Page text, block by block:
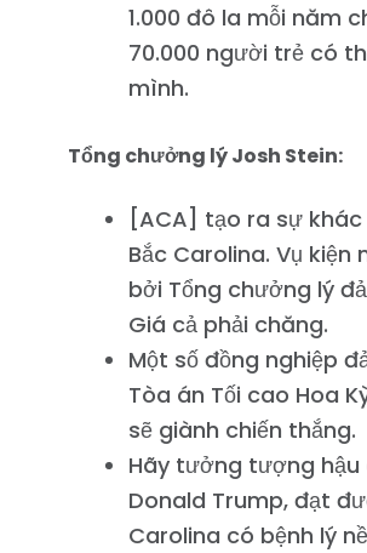
1.000 đô la mỗi năm
70.000 người trẻ có
mình.
Tổng chưởng lý Josh Stein:
[ACA] tạo ra sự
Bắc Carolina. Vụ
bởi Tổng chưởng lý
Giá cả phải chăng.
Một số đồng nghiệp
Tòa án Tối cao Hoa
sẽ giành chiến thắng.
Hãy tưởng tượng hậu
Donald Trump, đạt
Carolina có bệnh lý